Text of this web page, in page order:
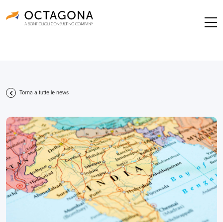
Torna a tutte le news